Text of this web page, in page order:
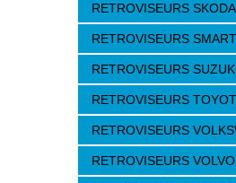
RETROVISEURS SKODA
RETROVISEURS SMART
RETROVISEURS
RETROVISEURS
RETROVISEURS
RETROVISEURS VOLVO